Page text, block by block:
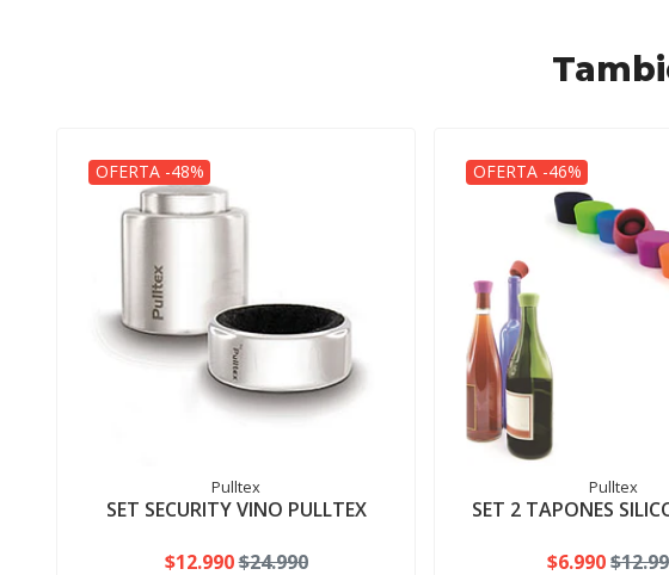
OFERTA -48%
Pulltex
SET SECURITY VINO PULLTEX
$12.990$24.990
OFERTA -46%
Pulltex
SET 2 TAPONES
$6.990